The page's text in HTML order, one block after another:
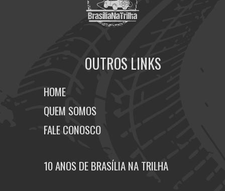
OUTROS LINKS
HOME
QUEM SOMOS
FALE CONOSCO
10 ANOS DE BRASÍLIA NA TRILHA